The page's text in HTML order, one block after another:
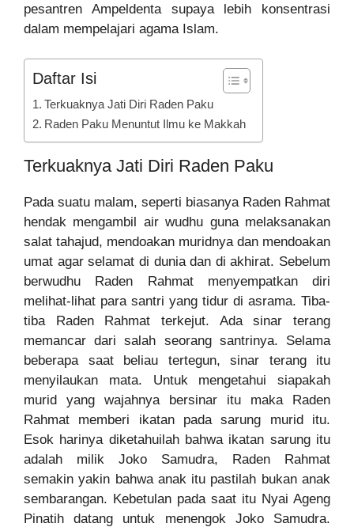
pesantren Ampeldenta supaya lebih konsentrasi
dalam mempelajari agama Islam.
Daftar Isi
Terkuaknya Jati Diri Raden Paku
Raden Paku Menuntut Ilmu ke Makkah
Terkuaknya Jati Diri Raden Paku
Pada suatu malam, seperti biasanya Raden Rahmat
hendak mengambil air wudhu guna melaksanakan
salat tahajud, mendoakan muridnya dan mendoakan
umat agar selamat di dunia dan di akhirat. Sebelum
berwudhu Raden Rahmat menyempatkan diri
melihat-lihat para santri yang tidur di asrama. Tiba-
tiba Raden Rahmat terkejut. Ada sinar terang
memancar dari salah seorang santrinya. Selama
beberapa saat beliau tertegun, sinar terang itu
menyilaukan mata. Untuk mengetahui siapakah
murid yang wajahnya bersinar itu maka Raden
Rahmat memberi ikatan pada sarung murid itu.
Esok harinya diketahuilah bahwa ikatan sarung itu
adalah milik Joko Samudra, Raden Rahmat
semakin yakin bahwa anak itu pastilah bukan anak
sembarangan. Kebetulan pada saat itu Nyai Ageng
Pinatih datang untuk menengok Joko Samudra.